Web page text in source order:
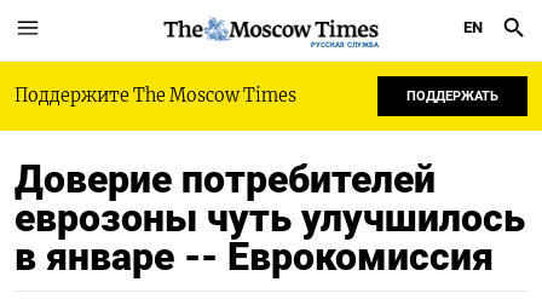
РУССКАЯ СЛУЖБА
EN
Поддержите The Moscow Times ПОДДЕРЖАТЬ
Доверие потребителей
еврозоны чуть улучшилось
в январе -- Еврокомиссия